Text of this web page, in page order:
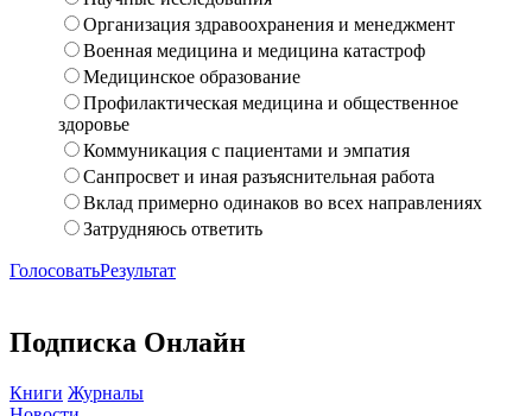
Организация здравоохранения и менеджмент
Военная медицина и медицина катастроф
Медицинское образование
Профилактическая медицина и общественное
здоровье
Коммуникация с пациентами и эмпатия
Санпросвет и иная разъяснительная работа
Вклад примерно одинаков во всех направлениях
Затрудняюсь ответить
ГолосоватьРезультат
Подписка Онлайн
Книги Журналы